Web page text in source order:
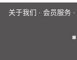
关于我们 · 会员服务·
■